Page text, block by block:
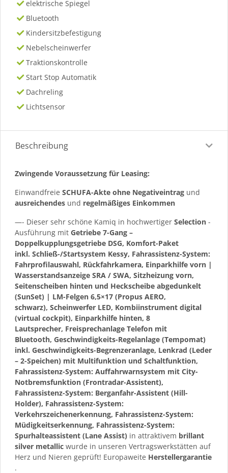
elektrische Spiegel
Bluetooth
Kindersitzbefestigung
Nebelscheinwerfer
Traktionskontrolle
Start Stop Automatik
Dachreling
Lichtsensor
Beschreibung
Zwingende Voraussetzung für Leasing:
Einwandfreie SCHUFA-Akte ohne Negativeintrag und
ausreichendes und regelmäßiges Einkommen
—- Dieser sehr schöne Kamiq in hochwertiger Selection -
Ausführung mit Getriebe 7-Gang –
Doppelkupplungsgetriebe DSG, Komfort-Paket
inkl. Schließ-/Startsystem Kessy, Fahrassistenz-System:
Fahrprofilauswahl, Rückfahrkamera, Einparkhilfe vorn |
Wasserstandsanzeige SRA / SWA, Sitzheizung vorn,
Seitenscheiben hinten und Heckscheibe abgedunkelt
(SunSet) | LM-Felgen 6,5×17 (Propus AERO,
schwarz), Scheinwerfer LED, Kombiinstrument digital
(virtual cockpit), Einparkhilfe hinten, 8
Lautsprecher, Freisprechanlage Telefon mit
Bluetooth, Geschwindigkeits-Regelanlage (Tempomat)
inkl. Geschwindigkeits-Begrenzeranlage, Lenkrad (Leder
– 2-Speichen) mit Multifunktion und Schaltfunktion,
Fahrassistenz-System: Auffahrwarnsystem mit City-
Notbremsfunktion (Frontradar-Assistent),
Fahrassistenz-System: Berganfahr-Assistent (Hill-
Holder), Fahrassistenz-System:
Verkehrszeichenerkennung, Fahrassistenz-System:
Müdigkeitserkennung, Fahrassistenz-System:
Spurhalteassistent (Lane Assist) in attraktivem brillant
silver metallic wurde in unseren Vertragswerkstätten auf
Herz und Nieren geprüft! Europaweite Herstellergarantie
.